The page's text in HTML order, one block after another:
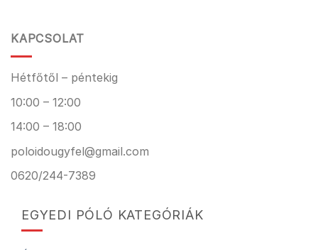
KAPCSOLAT
Hétfőtől – péntekig
10:00 – 12:00
14:00 – 18:00
poloidougyfel@gmail.com
0620/244-7389
EGYEDI PÓLÓ KATEGÓRIÁK